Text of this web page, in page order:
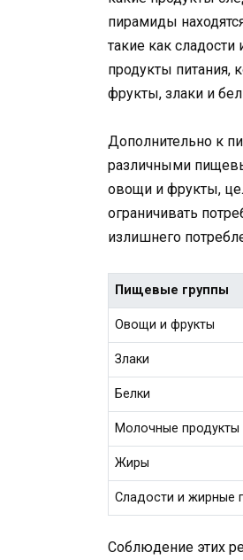
пирамиды
такие как
продукты питания,
фрукты, злаки и
Дополнительно к
различными
овощи и фрукты,
ограничивать
излишнего
Пищевые группы
Овощи и фрукты
Злаки
Белки
Молочные продукты
Жиры
Сладости и жирные
Соблюдение этих